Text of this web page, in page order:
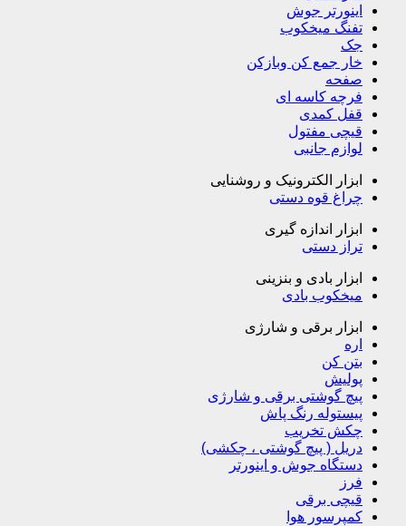
اینورتر جوش
تفنگ میخکوب
جک
خار جمع کن وبازکن
صفحه
فرچه کاسه ای
قفل کمدی
قیچی مفتول
لوازم جانبی
ابزار الکترونیک و روشنایی
چراغ قوه دستی
ابزار اندازه گیری
تراز دستی
ابزار بادی و بنزینی
میخکوب بادی
ابزار برقی و شارژی
اره
بتن کن
پولیش
پیچ گوشتی برقی و شارژی
پیستوله رنگ پاش
چکش تخریب
دریل ( پیچ گوشتی ، چکشی)
دستگاه جوش و اینورتر
فرز
قیچی برقی
کمپرسور هوا